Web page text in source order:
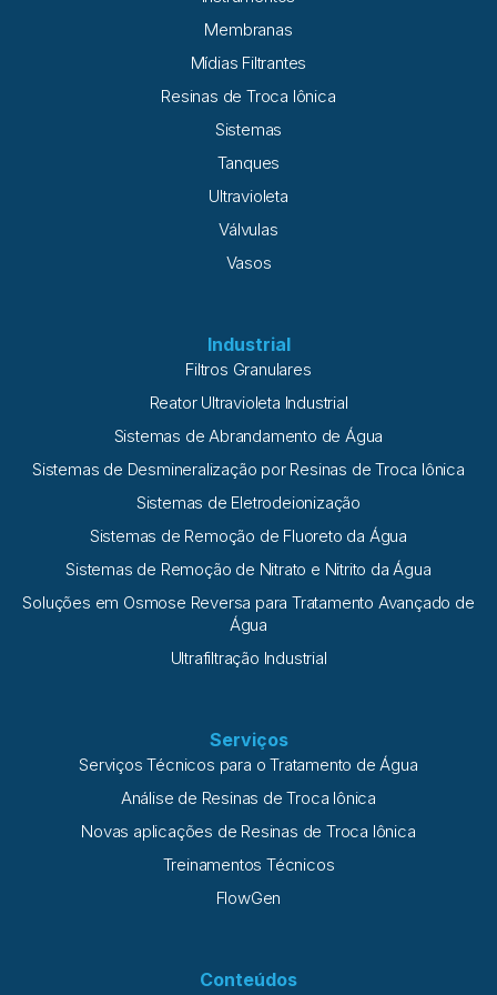
Membranas
Mídias Filtrantes
Resinas de Troca Iônica
Sistemas
Tanques
Ultravioleta
Válvulas
Vasos
Industrial
Filtros Granulares
Reator Ultravioleta Industrial
Sistemas de Abrandamento de Água
Sistemas de Desmineralização por Resinas de Troca Iônica
Sistemas de Eletrodeionização
Sistemas de Remoção de Fluoreto da Água
Sistemas de Remoção de Nitrato e Nitrito da Água
Soluções em Osmose Reversa para Tratamento Avançado de
Água
Ultrafiltração Industrial
Serviços
Serviços Técnicos para o Tratamento de Água
Análise de Resinas de Troca Iônica
Novas aplicações de Resinas de Troca Iônica
Treinamentos Técnicos
FlowGen
Conteúdos